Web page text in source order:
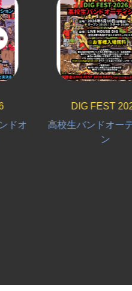
DIG FEST 2026
高校生バンドオーディシ